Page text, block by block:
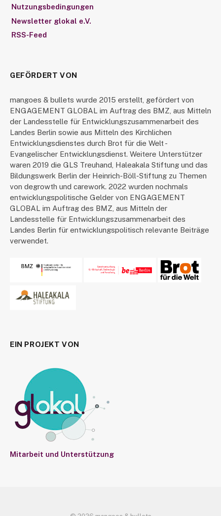
Nutzungsbedingungen
Newsletter glokal e.V.
RSS-Feed
GEFÖRDERT VON
mangoes & bullets wurde 2015 erstellt, gefördert von
ENGAGEMENT GLOBAL im Auftrag des BMZ, aus Mitteln
der Landesstelle für Entwicklungszusammenarbeit des
Landes Berlin sowie aus Mitteln des Kirchlichen
Entwicklungsdienstes durch Brot für die Welt -
Evangelischer Entwicklungsdienst. Weitere Unterstützer
waren 2019 die GLS Treuhand, Haleakala Stiftung und das
Bildungswerk Berlin der Heinrich-Böll-Stiftung zu Themen
von degrowth und carework. 2022 wurden nochmals
entwicklungspolitische Gelder von ENGAGEMENT
GLOBAL im Auftrag des BMZ, aus Mitteln der
Landesstelle für Entwicklungszusammenarbeit des
Landes Berlin für entwicklungspolitisch relevante Beiträge
verwendet.
EIN PROJEKT VON
Mitarbeit und Unterstützung